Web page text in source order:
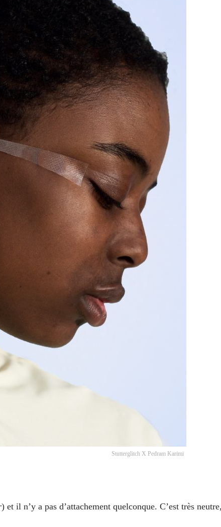
Stutterglitch X Pedram Karimi
) et il n’y a pas d’attachement quelconque. C’est très